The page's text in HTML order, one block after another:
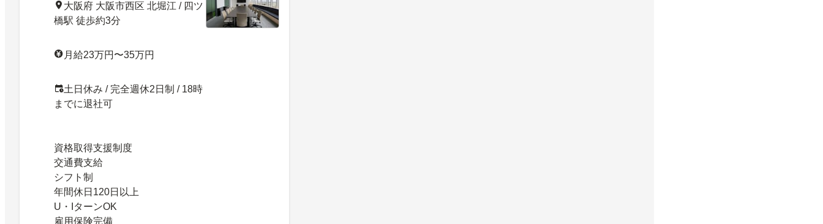
大阪府 大阪市西区 北堀江 / 四ツ
橋駅 徒歩約3分
月給23万円〜35万円
土日休み / 完全週休2日制 / 18時
までに退社可
資格取得支援制度
交通費支給
シフト制
年間休日120日以上
U・IターンOK
雇用保険完備